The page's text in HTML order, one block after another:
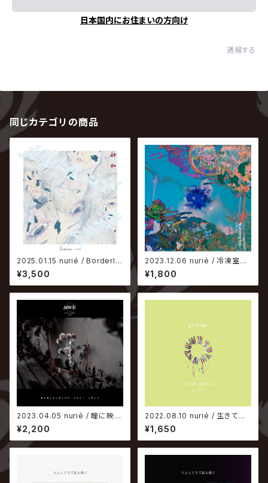
日本国内にお住まいの方向け
通報する
同じカテゴリの商品
2025.01.15 nurié / Borderle
ss
¥3,500
2023.12.06 nurié / 冷凍室の
凝固点は繋ぐ体温
¥1,800
2023.04.05 nurié / 瞳に映ら
ない形と性質、それを「」と呼ん
で
¥2,200
2022.08.10 nurié / 生きてて
偉い
¥1,650